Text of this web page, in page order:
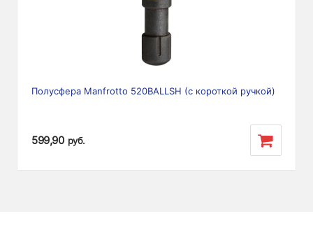
Полусфера Manfrotto 520BALLSH (с короткой ручкой)
599,90 руб.